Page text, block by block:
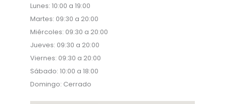
Lunes: 10:00 a 19:00
Martes: 09:30 a 20:00
Miércoles: 09:30 a 20:00
Jueves: 09:30 a 20:00
Viernes: 09:30 a 20:00
Sábado: 10:00 a 18:00
Domingo: Cerrado